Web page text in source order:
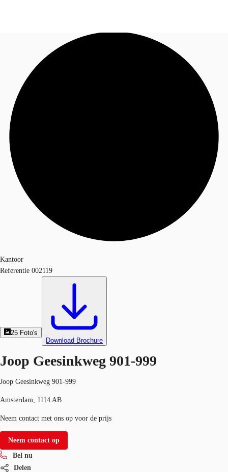
Nieuws & onderzoek
Favorieten
Bel nu
Kantoor
Referentie 002119
25 Foto's
Download Brochure
Joop Geesinkweg 901-999
Joop Geesinkweg 901-999
Amsterdam, 1114 AB
Neem contact met ons op voor de prijs
Neem contact op
Bel nu
Delen